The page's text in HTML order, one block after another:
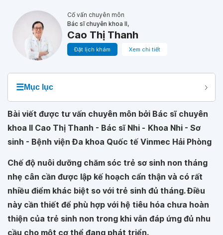
Cố vấn chuyên môn
Bác sĩ chuyên khoa II,
Cao Thị Thanh
Đặt lịch khám Xem chi tiết
☰Mục lục
Bài viết được tư vấn chuyên môn bởi Bác sĩ chuyên
khoa II Cao Thị Thanh - Bác sĩ Nhi - Khoa Nhi - Sơ
sinh - Bệnh viện Đa khoa Quốc tế Vinmec Hải Phòng
Chế độ nuôi dưỡng chăm sóc trẻ sơ sinh non tháng
nhẹ cân cần được lập kế hoạch cẩn thận và có rất
nhiều điểm khác biệt so với trẻ sinh đủ tháng. Điều
này cần thiết để phù hợp với hệ tiêu hóa chưa hoàn
thiện của trẻ sinh non trong khi vẫn đáp ứng đủ nhu
cầu cho một cơ thể đang phát triển.